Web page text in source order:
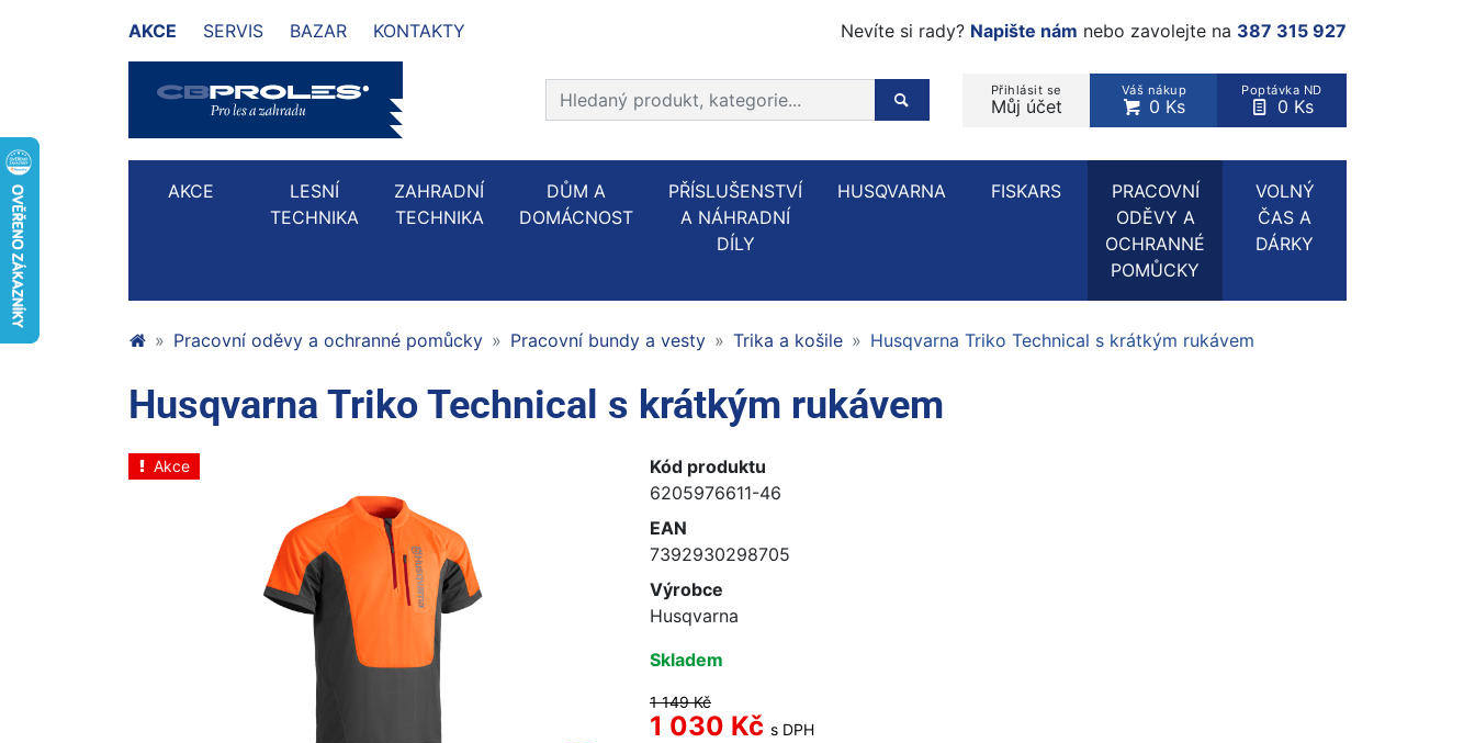
AKCE SERVIS BAZAR KONTAKTY Nevíte si rady? Napište nám nebo zavolejte na 387 315 927
Přihlásit se
Můj účet
Váš nákup
0 Ks
Poptávka ND
0 Ks
Prohledat web
Hledaný produkt, kategorie...
AKCE
LESNÍ
TECHNIKA
ZAHRADNÍ
TECHNIKA
DŮM A
DOMÁCNOST
PŘÍSLUŠENSTVÍ
A NÁHRADNÍ
DÍLY
HUSQVARNA FISKARS
PRACOVNÍ
ODĚVY A
OCHRANNÉ
POMŮCKY
VOLNÝ
ČAS A
DÁRKY
Pracovní oděvy a ochranné pomůcky Pracovní bundy a vesty Trika a košile Husqvarna Triko Technical s krátkým rukávem
Husqvarna Triko Technical s krátkým rukávem
Akce
Kód produktu
6205976611-46
EAN
7392930298705
Výrobce
Husqvarna
Skladem
1 149 Kč
1 030 Kč s DPH